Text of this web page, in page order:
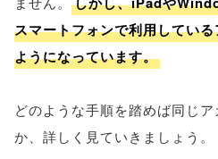
スマートフォンで利用してい
ようになっています。
どのような手順を踏めば同じ
か、詳しく見ていきましょう。